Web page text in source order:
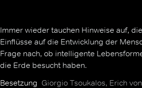
Immer wieder tauchen Hinweise auf,
Einflüsse auf die Entwicklung der
Frage nach, ob intelligente
die Erde besucht haben.
Besetzung Giorgio Tsoukalos, Erich